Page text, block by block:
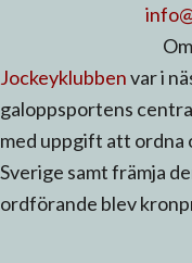
Jockeyklubbenvar i
galoppsportens
med uppgift att ordna
Sverige samt främja
ordförande blev